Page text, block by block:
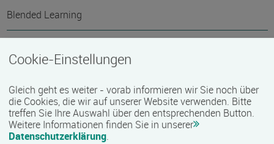
Blended Learning
Praktikum
500 Zeitstunden + 60 UE Reflexion in wohnortnahen
Bildungs-, Erziehungsinstitutionen oder in
Pflegeeinrichtungen.
Cookie-Einstellungen
Gleich geht es weiter - vorab informieren wir Sie noch über
die Cookies, die wir auf unserer Website verwenden. Bitte
treffen Sie Ihre Auswahl über den entsprechenden Button.
Weitere Informationen finden Sie in unserer
Datenschutzerklärung.